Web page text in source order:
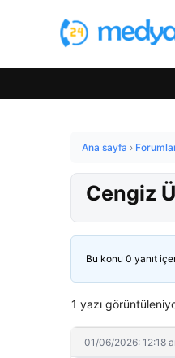
Ana sayfa ›
Cengiz
Bu konu 0 yanıt
1 yazı
01/06/2026: 12:18